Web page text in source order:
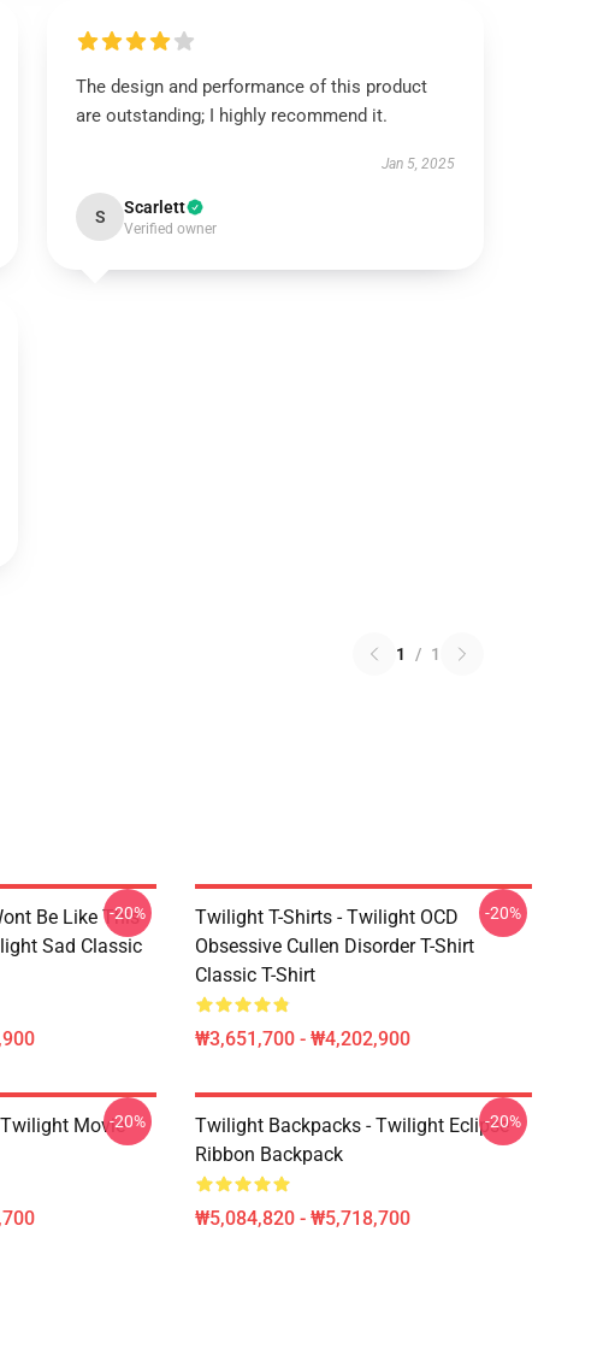
The design and performance of this product
are outstanding; I highly recommend it.
Jan 5, 2025
S Scarlett
Verified owner
1 / 1
Be Like This
Sad Classic
-20%
Twilight T-Shirts - Twilight OCD
Obsessive Cullen Disorder T-Shirt
Classic T-Shirt
₩3,651,700 - ₩4,202,900
-20%
Movie-20%
Twilight Backpacks - Twilight Eclipse
Ribbon Backpack
₩5,084,820 - ₩5,718,700
-20%